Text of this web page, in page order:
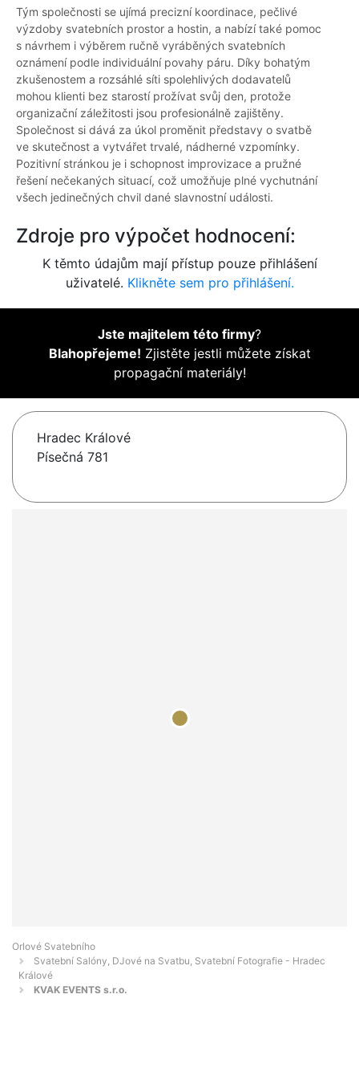
Tým společnosti se ujímá precizní koordinace, pečlivé
výzdoby svatebních prostor a hostin, a nabízí také pomoc
s návrhem i výběrem ručně vyráběných svatebních
oznámení podle individuální povahy páru. Díky bohatým
zkušenostem a rozsáhlé síti spolehlivých dodavatelů
mohou klienti bez starostí prožívat svůj den, protože
organizační záležitosti jsou profesionálně zajištěny.
Společnost si dává za úkol proměnit představy o svatbě
ve skutečnost a vytvářet trvalé, nádherné vzpomínky.
Pozitivní stránkou je i schopnost improvizace a pružné
řešení nečekaných situací, což umožňuje plné vychutnání
všech jedinečných chvil dané slavnostní události.
Zdroje pro výpočet hodnocení:
K těmto údajům mají přístup pouze přihlášení
uživatelé. Klikněte sem pro přihlášení.
Jste majitelem této firmy?
Blahopřejeme! Zjistěte jestli můžete získat
propagační materiály!
Hradec Králové
Písečná 781
Orlové Svatebního
Svatební Salóny, DJové na Svatbu, Svatební Fotografie - Hradec
Králové
KVAK EVENTS s.r.o.